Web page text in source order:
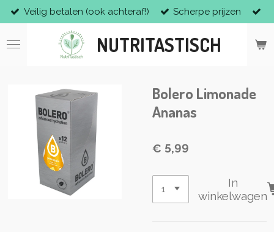
Ga
direct
naar
NUTRITASTISCH
Veilig betalen (ook achteraf!) Scherpe prijzen
Bolero Limonade
Ananas
€ 5,99
In
winkelwagen